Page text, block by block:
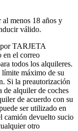
menos 18 años y
válido.
TARJETA
el correo
todos los alquileres.
máximo de su
Si la preautorización
de alquiler de coches
de acuerdo con su
ser utilizado en
camión devuelto sucio
otro